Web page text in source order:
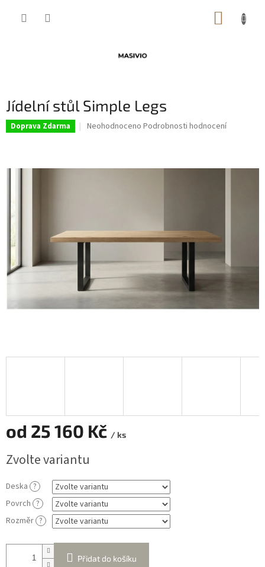
Jídelní stůl Simple Legs
Doprava Zdarma
Průměrné
0,0
Neohodnoceno Podrobnosti hodnocení
od 25 160 Kč / ks
cena:
Zvolte variantu
Deska ?
Povrch ?
Rozměr ?
Přidat do košíku